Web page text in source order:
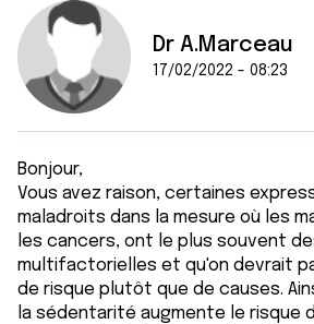
Dr A.Marceau
17/02/2022 - 08:23
Bonjour,
Vous avez raison, certaines
maladroits dans la mesure où les
les cancers, ont le plus souvent
multifactorielles et qu'on devrait
de risque plutôt que de causes.
la sédentarité augmente le risque